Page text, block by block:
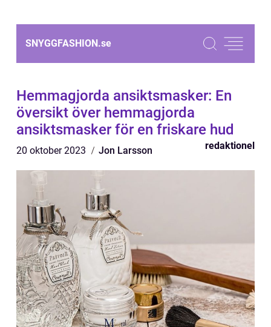
SNYGGFASHION.se
Hemmagjorda ansiktsmasker: En
översikt över hemmagjorda
ansiktsmasker för en friskare hud
20 oktober 2023 Jon Larsson redaktionel